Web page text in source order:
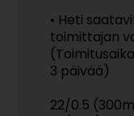
• Heti
toimittajan
3 päivää)
22/0.5